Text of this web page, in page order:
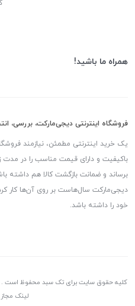
همراه ما باشید!
فروشگاه اینترنتی دیجی‌مارکت، بررسی،
یک خرید اینترنتی مطمئن، نیازمند
باکیفیت و دارای قیمت مناسب را در
برساند و ضمانت بازگشت کالا هم داشته
دیجی‌مارکت سال‌هاست بر روی آن‌ها کار
خود را داشته باشد.
کلیه حقوق سایت برای تک سبد محفوظ است .
لینک